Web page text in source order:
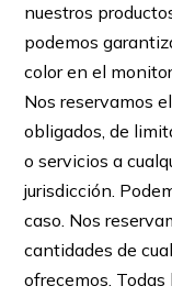
nuestros
podemos
color en el
Nos reservamos
obligados, de
o servicios a
jurisdicción.
caso. Nos
cantidades de
ofrecemos.